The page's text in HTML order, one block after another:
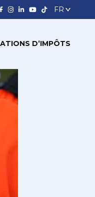
D’IMPÔTS